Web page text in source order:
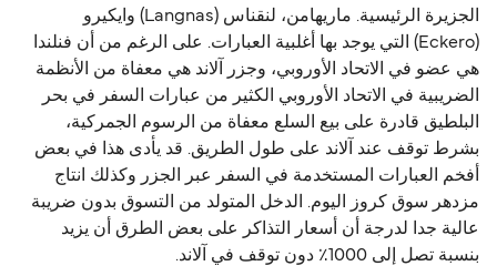
الجزيرة الرئيسية. ماريهامن، لنقناس (Langnas) وايكيرو
(Eckero) التي يوجد بها أغلبية العبارات. على الرغم من أن فنلندا
هي عضو في الاتحاد الأوروبي، وجزر آلاند هي معفاة من الأنظمة
الضريبية في الاتحاد الأوروبي الكثير من عبارات السفر في بحر
البلطيق قادرة على بيع السلع معفاة من الرسوم الجمركية،
بشرط توقف عند آلاند على طول الطريق. قد يأدى هذا في بعض
أفخم العبارات المستخدمة في السفر عبر الجزر وكذلك انتاج
مزدهر سوق كروز اليوم. الدخل المتولد من التسوق بدون ضريبة
عالية جدا لدرجة أن أسعار التذاكر على بعض الطرق أن يزيد
بنسبة تصل إلى 1000٪ دون توقف في آلاند.